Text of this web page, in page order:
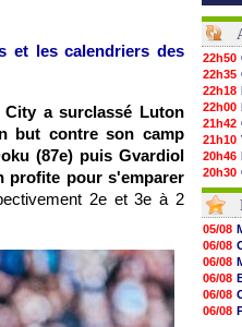
et les calendriers des
City a surclassé Luton
but contre son camp
(87e) puis Gvardiol
profite pour s'emparer
2e et 3e à 2
22h50
22h35
22h18
22h00
21h42
21h10
20h46
20h30
20h01
19h18
19h09
18h48
18h37
18h29
17h58
17h46
17h32
05/08
06/08
06/08
06/08
06/08
06/08